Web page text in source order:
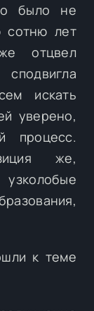
было не
сотню лет
отцвел
искать
уверено,
процесс.
же,
к теме